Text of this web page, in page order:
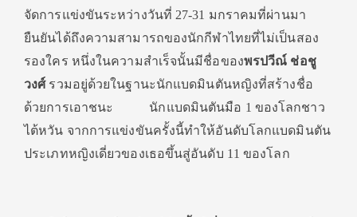
จัดการแข่งขันระหว่างวันที่ 27-31 มกราคมที่ผ่านมา
ยืนยันได้ถึงความสามารถของนักกีฬาไทยที่ไม่เป็นสอง
รองใคร หนึ่งในความสำเร็จนั้นมีชื่อของพรปวีณ์ ช่อชู
วงศ์ รวมอยู่ด้วยในฐานะนักแบดมินตันหญิงที่สร้างชื่อ
ด้วยการเอาชนะ นักแบดมินตันมือ 1 ของโลกชาว
ไต้หวัน จากการแข่งขันครั้งนี้ทำให้อันดับโลกแบดมินตัน
ประเภทหญิงเดี่ยวของเธอขึ้นสู่อันดับ 11 ของโลก